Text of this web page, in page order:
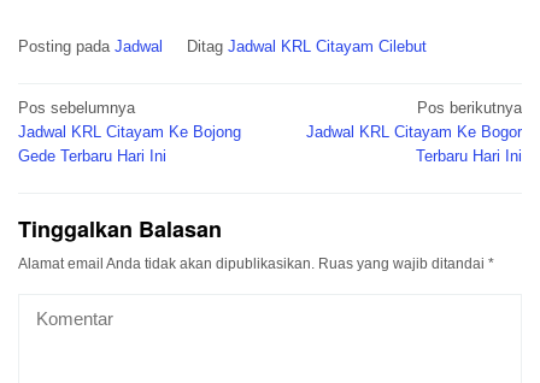
Posting pada Jadwal Ditag Jadwal KRL Citayam Cilebut
Navigasi
pos
Pos sebelumnya
Jadwal KRL Citayam Ke Bojong
Gede Terbaru Hari Ini
Pos berikutnya
Jadwal KRL Citayam Ke Bogor
Terbaru Hari Ini
Tinggalkan Balasan
Alamat email Anda tidak akan dipublikasikan. Ruas yang wajib ditandai *